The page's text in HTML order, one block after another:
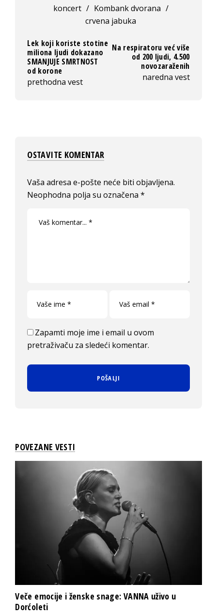
koncert / Kombank dvorana /
crvena jabuka
Lek koji koriste stotine
miliona ljudi dokazano
SMANJUJE SMRTNOST
od korone
prethodna vest
Na respiratoru već više
od 200 ljudi, 4.500
novozaraženih
naredna vest
OSTAVITE KOMENTAR
Vaša adresa e-pošte neće biti objavljena.
Neophodna polja su označena*
Zapamti moje ime i email u ovom
pretraživaču za sledeći komentar.
POVEZANE VESTI
Veče emocije i ženske snage: VANNA uživo u
Dorćoleti